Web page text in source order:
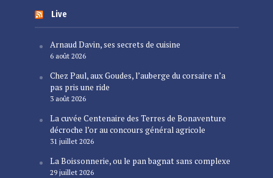
Live
Arnaud Davin, ses secrets de cuisine
6 août 2026
Chez Paul, aux Goudes, l’auberge du corsaire n’a
pas pris une ride
3 août 2026
La cuvée Centenaire des Terres de Bonaventure
décroche l’or au concours général agricole
31 juillet 2026
La Boissonnerie, ou le pan bagnat sans complexe
29 juillet 2026